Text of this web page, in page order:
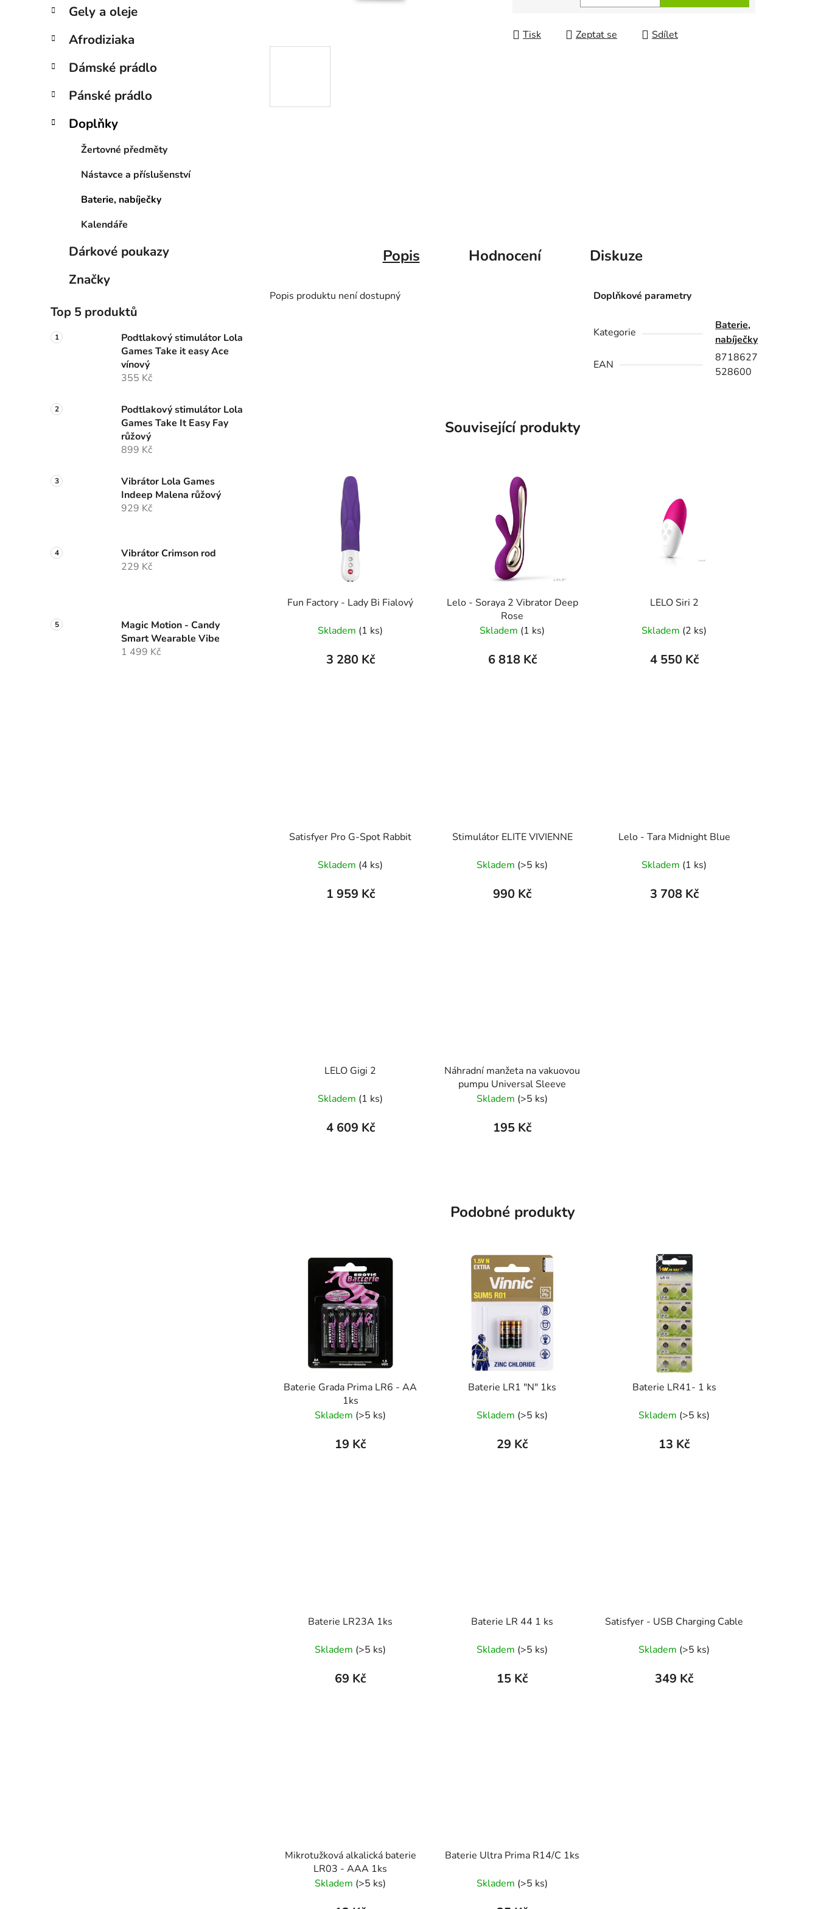
p
n
l
Gely a oleje
Afrodiziaka
Dámské prádlo
Pánské prádlo
Doplňky
Žertovné předměty
Nástavce a příslušenství
Baterie, nabíječky
Kalendáře
Dárkové poukazy
Značky
Top 5 produktů
Podtlakový stimulátor Lola
Games Take it easy Ace
vínový
355 Kč
Podtlakový stimulátor Lola
Games Take It Easy Fay
růžový
899 Kč
Vibrátor Lola Games
Indeep Malena růžový
929 Kč
Vibrátor Crimson rod
229 Kč
Magic Motion - Candy
Smart Wearable Vibe
1 499 Kč
Tisk Zeptat se Sdílet
Popis Hodnocení Diskuze
Popis produktu není dostupný Doplňkové parametry
Kategorie
Baterie,
nabíječky
EAN
8718627
528600
Související produkty
Fun Factory - Lady Bi Fialový
Skladem (1 ks)
3 280 Kč
Lelo - Soraya 2 Vibrator Deep
Rose
Skladem (1 ks)
6 818 Kč
LELO Siri 2
Skladem (2 ks)
4 550 Kč
Satisfyer Pro G-Spot Rabbit
Skladem (4 ks)
1 959 Kč
Stimulátor ELITE VIVIENNE
Skladem (>5 ks)
990 Kč
Lelo - Tara Midnight Blue
Skladem (1 ks)
3 708 Kč
LELO Gigi 2
Skladem (1 ks)
4 609 Kč
Náhradní manžeta na vakuovou
pumpu Universal Sleeve
Skladem (>5 ks)
195 Kč
Podobné produkty
Baterie Grada Prima LR6 - AA
1ks
Skladem (>5 ks)
19 Kč
Baterie LR1 "N" 1ks
Skladem (>5 ks)
29 Kč
Baterie LR41- 1 ks
Skladem (>5 ks)
13 Kč
Baterie LR23A 1ks
Skladem (>5 ks)
69 Kč
Baterie LR 44 1 ks
Skladem (>5 ks)
15 Kč
Satisfyer - USB Charging Cable
Skladem (>5 ks)
349 Kč
Mikrotužková alkalická baterie
LR03 - AAA 1ks
Skladem (>5 ks)
Baterie Ultra Prima R14/C 1ks
Skladem (>5 ks)